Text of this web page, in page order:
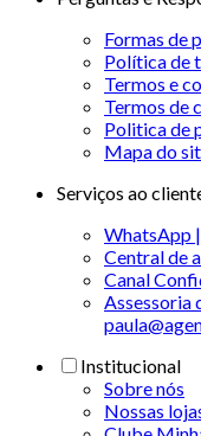
Formas de
Política de
Termos e
Termos de
Politica de
Mapa do
Serviços ao
WhatsApp
Central de
Canal
Assessoria
Institucional
Sobre nós
Nossas